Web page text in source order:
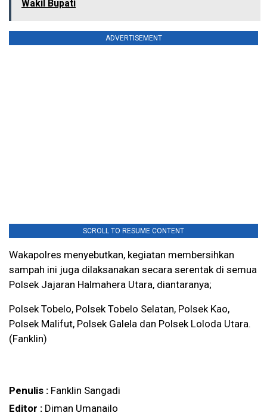
Wakil Bupati
ADVERTISEMENT
SCROLL TO RESUME CONTENT
Wakapolres menyebutkan, kegiatan membersihkan
sampah ini juga dilaksanakan secara serentak di semua
Polsek Jajaran Halmahera Utara, diantaranya;
Polsek Tobelo, Polsek Tobelo Selatan, Polsek Kao,
Polsek Malifut, Polsek Galela dan Polsek Loloda Utara.
(Fanklin)
Penulis : Fanklin Sangadi
Editor : Diman Umanailo